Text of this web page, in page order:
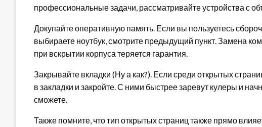
профессиональные задачи, рассматривайте устройства с
Докупайте оперативную память. Если вы пользуетесь
выбираете ноутбук, смотрите предыдущий пункт. Замена
при вскрытии корпуса теряется гарантия.
Закрывайте вкладки (Ну а как?). Если среди открытых
в закладки и закройте. С ними быстрее заревут кулеры и
сможете.
Также помните, что тип открытых страниц также прямо